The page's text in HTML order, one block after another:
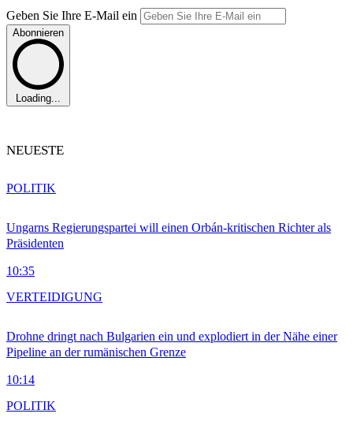
Geben Sie Ihre E-Mail ein
Abonnieren
Loading...
NEUESTE
Ungarns Regierungspartei will einen Orbán-kritischen Richter als
Präsidenten
10:35
POLITIK
Drohne dringt nach Bulgarien ein und explodiert in der Nähe einer
Pipeline an der rumänischen Grenze
10:14
VERTEIDIGUNG
POLITIK